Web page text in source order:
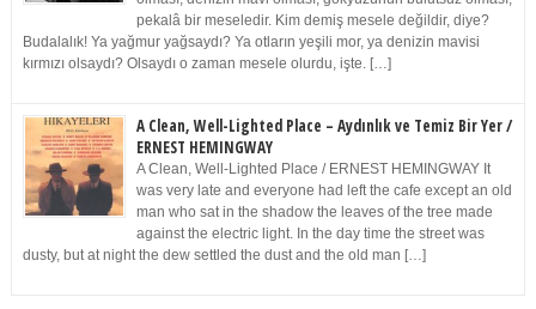
pekalâ bir meseledir. Kim demiş mesele değildir, diye?
Budalalık! Ya yağmur yağsaydı? Ya otların yeşili mor, ya denizin mavisi
kırmızı olsaydı? Olsaydı o zaman mesele olurdu, işte. […]
A Clean, Well-Lighted Place – Aydınlık ve Temiz Bir Yer /
ERNEST HEMINGWAY
A Clean, Well-Lighted Place / ERNEST HEMINGWAY It
was very late and everyone had left the cafe except an old
man who sat in the shadow the leaves of the tree made
against the electric light. In the day time the street was
dusty, but at night the dew settled the dust and the old man […]